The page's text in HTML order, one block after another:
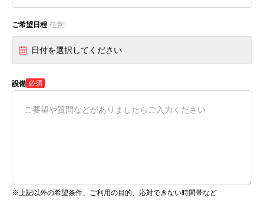
ご希望日程 任意
日付を選択してください
設備 必須
※上記以外の希望条件、ご利用の目的、応対できない時間帯など